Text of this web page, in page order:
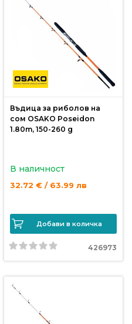
Въдица за риболов на
сом OSAKO Poseidon
1.80m, 150-260 g
В наличност
32.72 € / 63.99 лв
Добави в количка
426973